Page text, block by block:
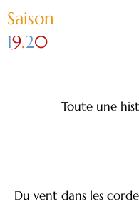
Saison
19.20
Toute une
Du vent dans les